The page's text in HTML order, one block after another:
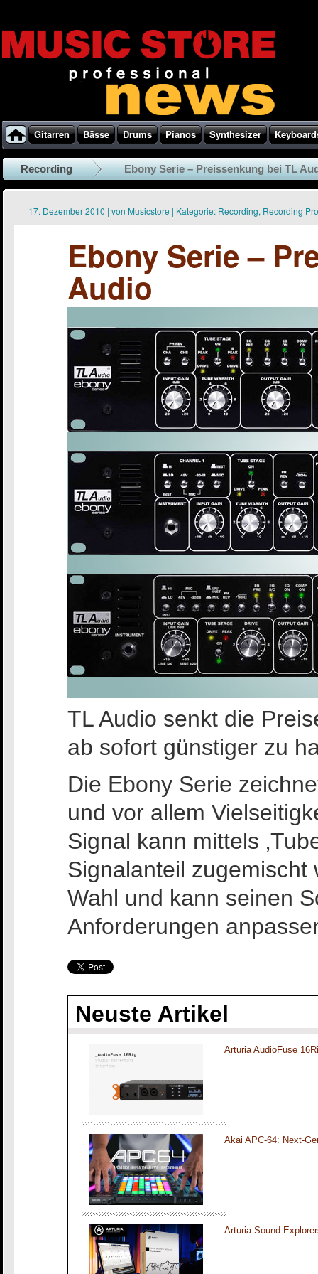
Gitarren Bässe Drums Pianos Synthesizer
Recording Ebony Serie – Preissenkung bei TL
17. Dezember 2010 | von Musicstore | Kategorie: Recording, Recording
Ebony Serie –
Audio
TL Audio senkt die
ab sofort günstiger zu
Die Ebony Serie
und vor allem
Signal kann mittels
Signalanteil
Wahl und kann seinen
Anforderungen
Neuste Artikel
Arturia AudioFuse
Akai APC-64: Next-
Arturia Sound